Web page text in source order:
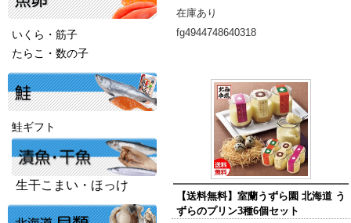
在庫あり
fg4944748640318
【送料無料】室蘭うずら園 北海道 う
ずらのプリン3種6個セット
いくら・筋子
たらこ・数の子
鮭ギフト
生干こまい・ほっけ